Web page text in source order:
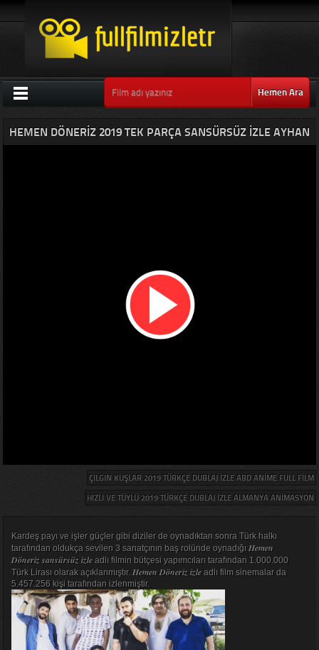
Hemen Ara
HEMEN DÖNERIZ 2019 TEK PARÇA SANSÜRSÜZ IZLE AYHAN
ÇILGIN KUŞLAR 2019 TÜRKÇE DUBLAJ IZLE ABD ANIME FULL FILM
HIZLI VE TÜYLÜ 2019 TÜRKÇE DUBLAJ IZLE ALMANYA ANIMASYON
Kardeş payı ve işler güçler gibi diziler de oynadıktan sonra Türk halkı
tarafından oldukça sevilen 3 sanatçının baş rolünde oynadığı Hemen
Döneriz sansürsüz izleadlı filmin bütçesi yapımcıları tarafından 1.000.000
Türk Lirası olarak açıklanmıştır. Hemen Döneriz izleadlı film sinemalar da
5.457.256 kişi tarafından izlenmiştir.